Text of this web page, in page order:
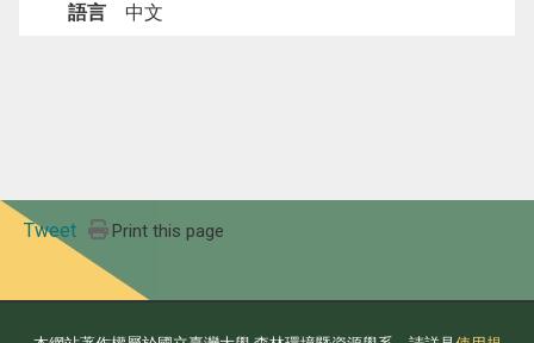
語言 中文
Tweet Print this page